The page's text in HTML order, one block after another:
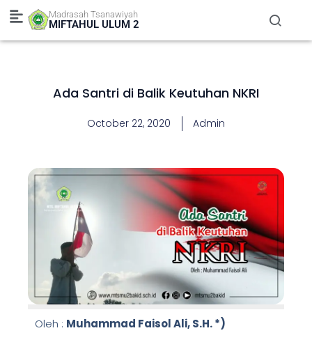
Skip
content
Madrasah Tsanawiyah
MIFTAHUL ULUM 2
Ada Santri di Balik Keutuhan NKRI
October 22, 2020 Admin
Oleh : Muhammad Faisol Ali, S.H. *)